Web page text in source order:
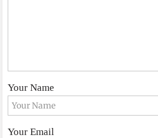
Your Name
Your Email